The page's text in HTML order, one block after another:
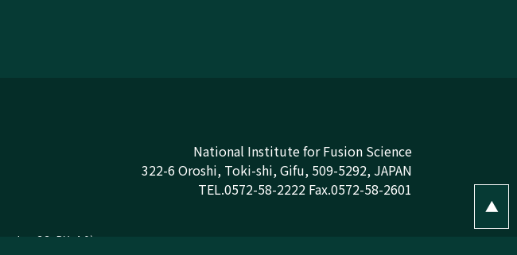
National Institute for Fusion Science
322-6 Oroshi, Toki-shi, Gifu, 509-5292, JAPAN
TEL.0572-58-2222 Fax.0572-58-2601
CC BY 4.0)
▲